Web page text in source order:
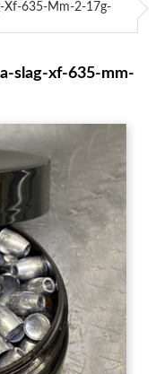
Xf-635-Mm-2-17g-
slag-xf-635-mm-